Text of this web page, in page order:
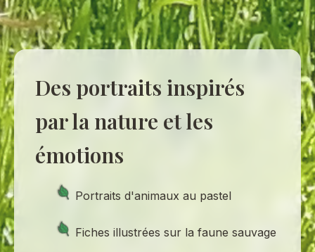
Des portraits inspirés
par la nature et les
émotions
Portraits d'animaux au pastel
Fiches illustrées sur la faune sauvage